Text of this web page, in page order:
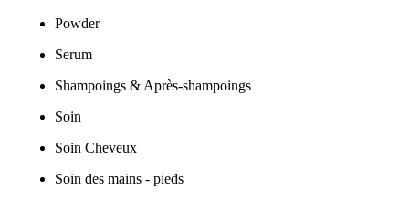
Powder
Serum
Shampoings & Après-shampoings
Soin
Soin Cheveux
Soin des mains - pieds